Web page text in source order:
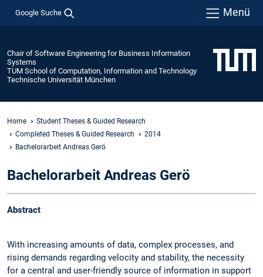
Google Suche Menü
Chair of Software Engineering for Business Information
Systems
TUM School of Computation, Information and Technology
Technische Universität München
Home
Student Theses & Guided Research
Completed Theses & Guided Research
2014
Bachelorarbeit Andreas Gerö
Bachelorarbeit Andreas Gerö
Abstract
With increasing amounts of data, complex processes, and
rising demands regarding velocity and stability, the necessity
for a central and user-friendly source of information in support